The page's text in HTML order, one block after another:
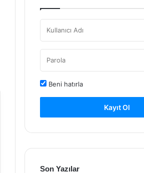
Beni hatırla
Kayıt Ol
Son Yazılar